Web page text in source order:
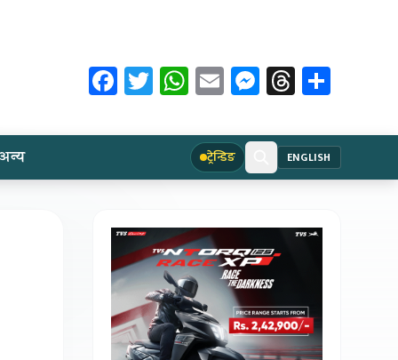
Facebook
Twitter
WhatsApp
EmailMessenger
Threads
ट्रेन्डिङ ENGLISH